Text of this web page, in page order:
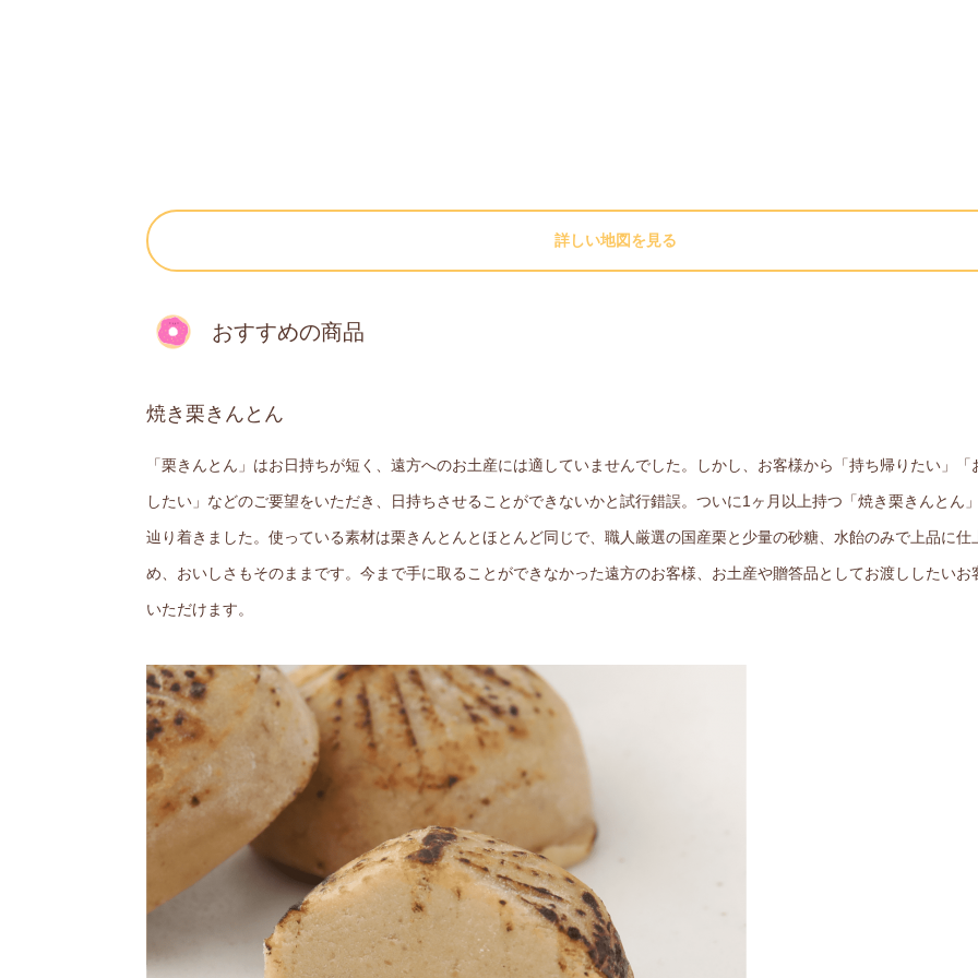
詳しい地図を見る
おすすめの商品
焼き栗きんとん
「栗きんとん」はお日持ちが短く、遠方へのお土産には適していませんでした。しかし、お客様から「持ち帰りたい」「
したい」などのご要望をいただき、日持ちさせることができないかと試行錯誤。ついに1ヶ月以上持つ「焼き栗きんとん
辿り着きました。使っている素材は栗きんとんとほとんど同じで、職人厳選の国産栗と少量の砂糖、水飴のみで上品に仕
め、おいしさもそのままです。今まで手に取ることができなかった遠方のお客様、お土産や贈答品としてお渡ししたいお
いただけます。